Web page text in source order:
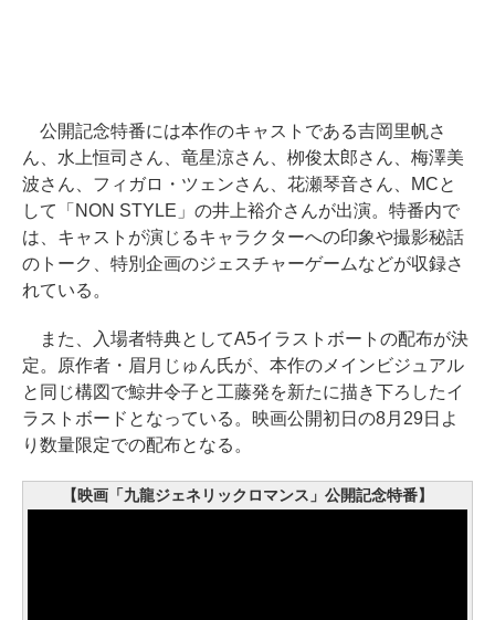
公開記念特番には本作のキャストである吉岡里帆さ
ん、水上恒司さん、⻯星涼さん、栁俊太郎さん、梅澤美
波さん、フィガロ・ツェンさん、花瀬琴音さん、MCと
して「NON STYLE」の井上裕介さんが出演。特番内で
は、キャストが演じるキャラクターへの印象や撮影秘話
のトーク、特別企画のジェスチャーゲームなどが収録さ
れている。
また、入場者特典としてA5イラストボートの配布が決
定。原作者・眉月じゅん氏が、本作のメインビジュアル
と同じ構図で鯨井令子と工藤発を新たに描き下ろしたイ
ラストボードとなっている。映画公開初日の8月29日よ
り数量限定での配布となる。
【映画「九龍ジェネリックロマンス」公開記念特番】